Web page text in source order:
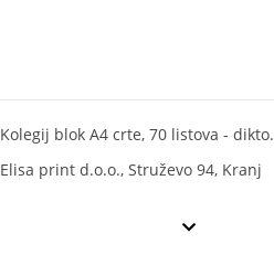
Kolegij blok A4 crte, 70 listova - dikto.
Elisa print d.o.o., Struževo 94, Kranj